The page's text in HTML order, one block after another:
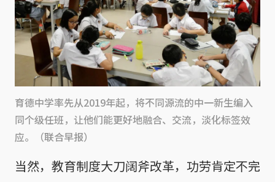
育德中学率先从2019年起，将不同源流的中一新生编入
同个级任班，让他们能更好地融合、交流，淡化标签效
应。（联合早报）
当然，教育制度大刀阔斧改革，功劳肯定不完